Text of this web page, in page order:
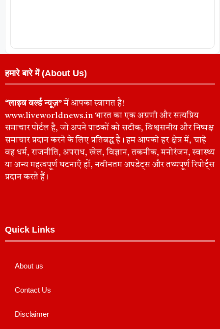
हमारे बारे में (About Us)
“लाइव वर्ल्ड न्यूज़”में आपका स्वागत है!
www.liveworldnews.in भारत का एक अग्रणी और सत्यप्रिय
समाचार पोर्टल है, जो अपने पाठकों को सटीक, विश्वसनीय और निष्पक्ष
समाचार प्रदान करने के लिए प्रतिबद्ध है। हम आपको हर क्षेत्र में, चाहे
वह धर्म, राजनीति, अपराध, खेल, विज्ञान, तकनीक, मनोरंजन, स्वास्थ्य
या अन्य महत्वपूर्ण घटनाएँ हों, नवीनतम अपडेट्स और तथ्यपूर्ण रिपोर्ट्स
प्रदान करते हैं।
Quick Links
About us
Contact Us
Disclaimer